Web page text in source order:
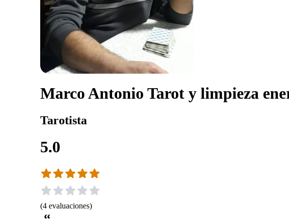
Marco Antonio Tarot y limpieza
Tarotista
5.0
(4 evaluaciones)